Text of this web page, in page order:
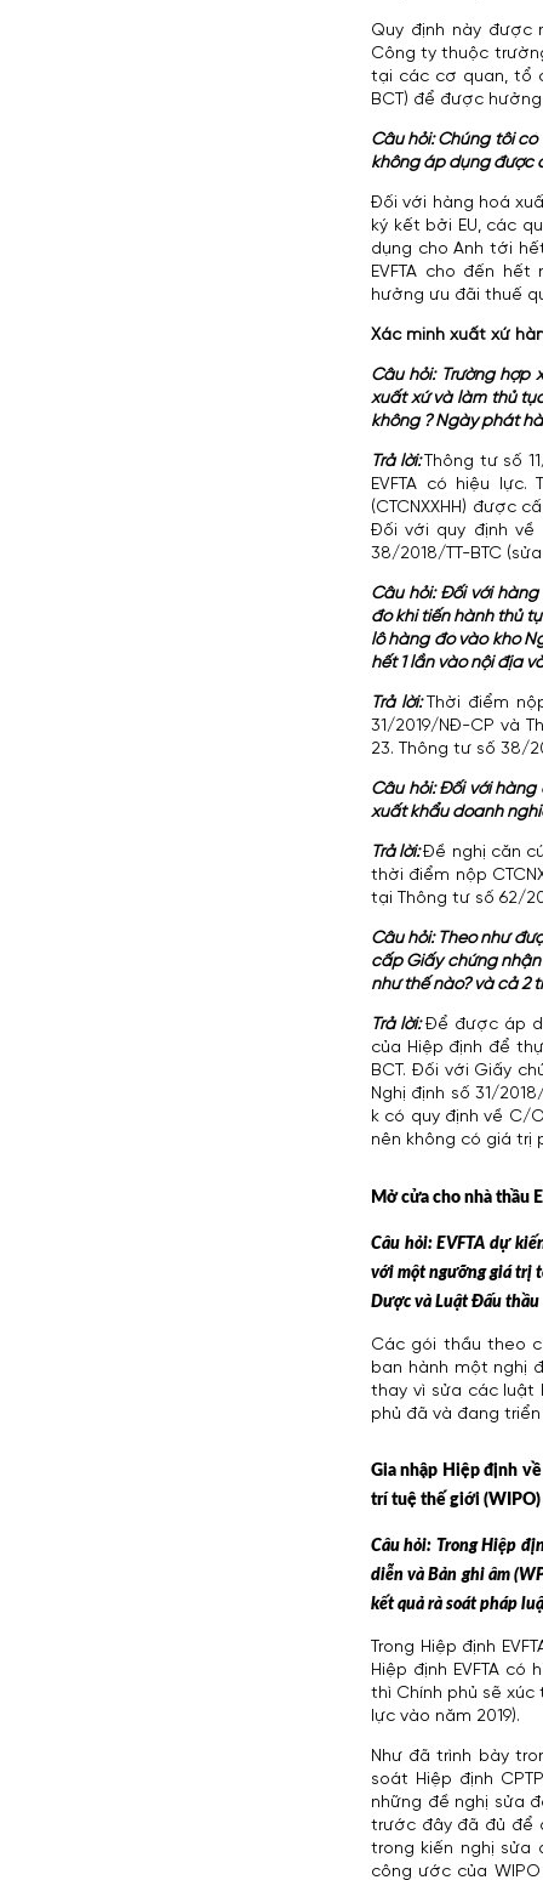
Quy định này được
Công ty thuộc
tại các cơ quan, tổ
BCT) để được
Câu hỏi: Chúng tôi có
không áp dụng được
Đối với hàng hoá
ký kết bởi EU, các
dụng cho Anh tới
EVFTA cho đến
hưởng ưu đãi thuế
Xác minh xuất xứ
Câu hỏi: Trường
xuất xứ và làm thủ
không ? Ngày phát
Trả lời: Thông tư số
EVFTA có hiệu
(CTCNXXHH) được
Đối với quy định về
38/2018/TT-BTC
Câu hỏi: Đối với
đó khi tiến hành thủ
lô hàng đó vào kho
hết 1 lần vào nội địa
Trả lời:
Thời điểm
31/2019/NĐ-CP và
23. Thông tư số 38/
Câu hỏi: Đối với
xuất khẩu doanh
Trả lời:Đề nghị căn
thời điểm nộp
tại Thông tư số 62/
Câu hỏi: Theo như
cấp Giấy chứng
như thế nào? và cả 2
Trả lời:Để được áp
của Hiệp định để
BCT. Đối với Giấy
Nghị định số 31/
k có quy định về C/
nên không có giá trị
Mở cửa cho nhà thầu
Câu hỏi: EVFTA dự
với một ngưỡng giá trị
Dược và Luật Đấu thầu
Các gói thầu theo
ban hành một nghị
thay vì sửa các luật
phủ đã và đang
Gia nhập Hiệp định
trí tuệ thế giới (WIPO)
Câu hỏi: Trong Hiệp
diễn và Bản ghi âm
kết quả rà soát pháp
Trong Hiệp định
Hiệp định EVFTA
thì Chính phủ sẽ
lực vào năm 2019).
Như đã trình bày
soát Hiệp định
những đề nghị sửa
trước đây đã đủ để
trong kiến nghị sửa
công ước của